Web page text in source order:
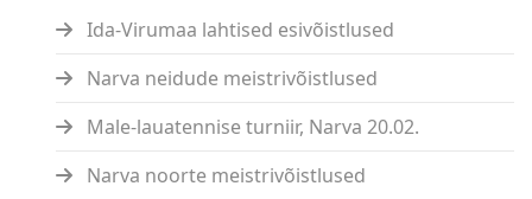
Ida-Virumaa lahtised esivõistlused
Narva neidude meistrivõistlused
Male-lauatennise turniir, Narva 20.02.
Narva noorte meistrivõistlused